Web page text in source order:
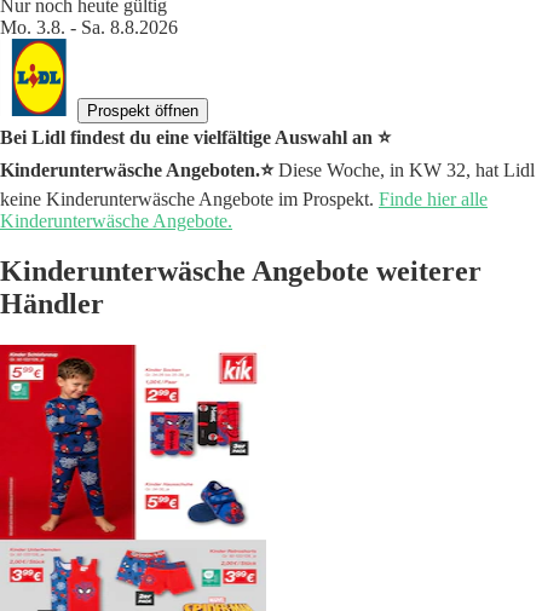
Nur noch heute gültig
Mo. 3.8. - Sa. 8.8.2026
Prospekt öffnen
Bei Lidl findest du eine vielfältige Auswahl an ⭐️
Kinderunterwäsche Angeboten.⭐️Diese Woche, in KW 32, hat Lidl
keine Kinderunterwäsche Angebote im Prospekt. Finde hier alle
Kinderunterwäsche Angebote.
Kinderunterwäsche Angebote weiterer
Händler